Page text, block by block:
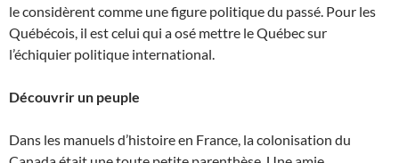
le considèrent comme une figure politique du passé. Pour les
Québécois, il est celui qui a osé mettre le Québec sur
l’échiquier politique international.
Découvrir un peuple
Dans les manuels d’histoire en France, la colonisation du